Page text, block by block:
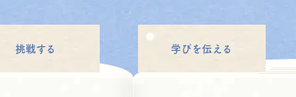
挑戦する 学びを伝える